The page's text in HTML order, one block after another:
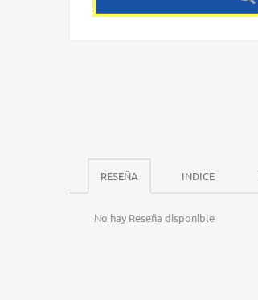
RESEÑA INDICE
No hay Reseña disponible